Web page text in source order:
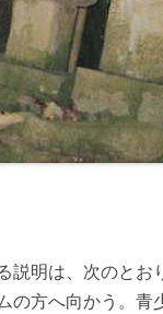
明は、次のとお
の方へ向かう。青